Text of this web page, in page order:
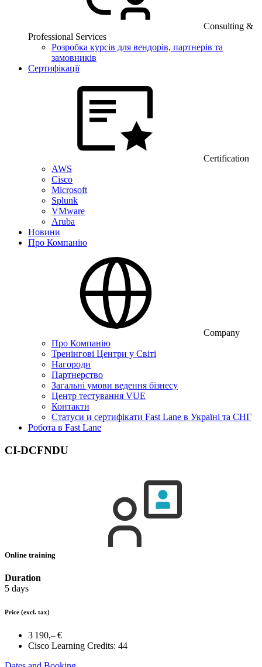
Consulting &
Professional Services
Розробка курсів для вендорів, партнерів та
замовників
Сертифікації
Certification
AWS
Cisco
Microsoft
Splunk
VMware
Aruba
Новини
Про Компанію
Company
Про Компанію
Тренінгові Центри у Світі
Нагороди
Партнерство
Загальні умови ведення бізнесу
Центр тестування VUE
Контакти
Статуси и сертифікати Fast Lane в Україні та СНГ
Робота в Fast Lane
CI-DCFNDU
Online training
Duration
5 days
Price (excl. tax)
3 190,– €
Cisco Learning Credits: 44